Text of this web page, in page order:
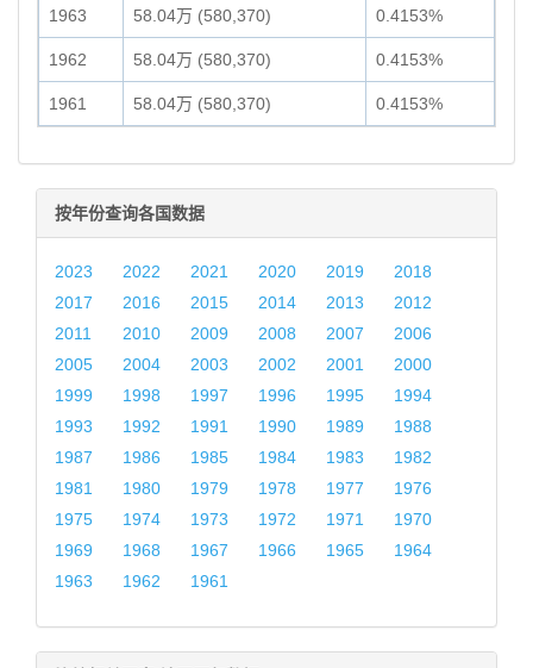
1963 58.04万 (580,370) 0.4153%
1962 58.04万 (580,370) 0.4153%
1961 58.04万 (580,370) 0.4153%
按年份查询各国数据
2023 2022 2021 2020 2019
2018
2017
2016 2015 2014 2013
2012
2011
2010 2009 2008 2007
2006
2005
2004 2003 2002 2001
2000
1999
1998 1997 1996 1995
1994
1993
1992 1991 1990 1989
1988
1987
1986 1985 1984 1983
1982
1981
1980 1979 1978 1977
1976
1975
1974 1973 1972 1971
1970
1969
1968 1967 1966 1965
1964
1963
1962 1961